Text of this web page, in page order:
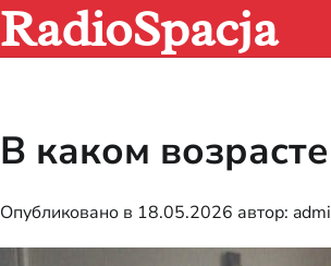
Перейти
к
содержимому
RadioSpacja
В каком
Опубликовано в 18.05.2026 автор: